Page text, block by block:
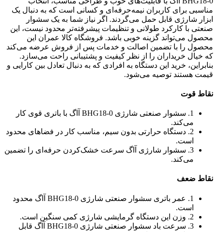
مناسبی برای کاربران نیمه‌حرفه‌ای و کسانی است که به دنبال یک
ابزار شارژی قابل حمل می‌گردند. اگر نیاز شما به یک سشوار
صنعتی با کارکرد طولانی و تنظیمات پیشرفته‌تر محدود نیست، این
محصول می‌تواند گزینه خوبی باشد. فروشگاه کالا عمران این
محصول را با تضمین اصالت و خدمات پس از فروش عرضه می‌کند
که خیال خریداران را از نظر کیفیت و پشتیبانی راحت می‌سازد.
بنابراین، خرید این دستگاه به افرادی که به دنبال تعادل بین کارایی و
قیمت هستند توصیه می‌شود.
نقاط قوت
1. سشوار صنعتی شارژی BHG18-0 آاگ با باتری قوی کار
می‌کند.
2. دستگاه حرارتی بدون سیم، مناسب کار در فضاهای محدود
است.
3. سشوار شارژی آاگ سرعت خشک‌کردن حرفه‌ای را تضمین
می‌کند.
نقاط ضعف
1. عمر باتری سشوار صنعتی شارژی BHG18-0 آاگ محدود
است.
2. وزن این دستگاه گرمایشی شارژی کمی سنگین است.
3. سرعت باد سشوار صنعتی شارژی BHG18-0 آاگ قابل